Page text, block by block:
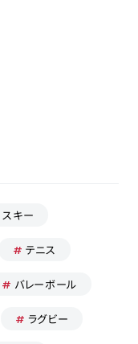
スキー
テニス
バレーボール
ラグビー